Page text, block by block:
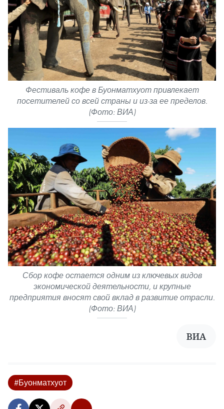
Фестиваль кофе в Буонматхуот привлекает
посетителей со всей страны и из-за ее пределов.
(Фото: ВИА)
Сбор кофе остается одним из ключевых видов
экономической деятельности, и крупные
предприятия вносят свой вклад в развитие отрасли.
(Фото: ВИА)
ВИА
#Буонматхуот